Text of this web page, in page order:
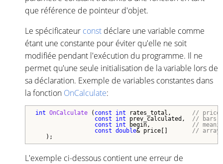
que référence de pointeur d'objet.
Le spécificateur const déclare une variable comme
étant une constante pour éviter qu'elle ne soit
modifiée pendant l'exécution du programme. Il ne
permet qu'une seule initialisation de la variable lors de
sa déclaration. Exemple de variables constantes dans
la fonction OnCalculate:
int OnCalculate ( const int rates_total, //
const
int prev_calculated, // bars
const
int begin, //
const double& price[] // array
L'exemple ci-dessous contient une erreur de